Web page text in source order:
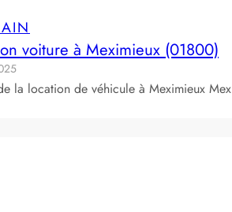
voiture à Meximieux (01800)
la location de véhicule à Meximieux